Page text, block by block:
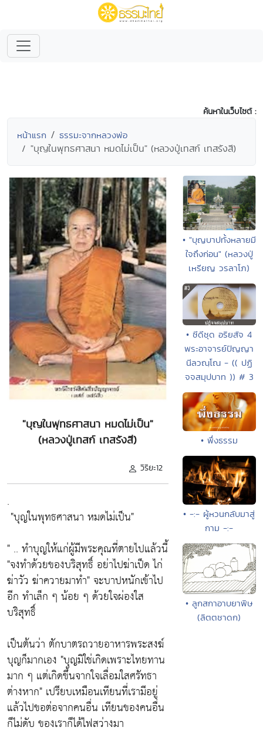
ค้นหาในเว็บไซต์ :
หน้าแรก ธรรมะจากหลวงพ่อ
"บุญในพุทธศาสนา หมดไม่เป็น" (หลวงปู่เทสก์ เทสรังสี)
"บุญในพุทธศาสนา หมดไม่เป็น"
(หลวงปู่เทสก์ เทสรังสี)
วิริยะ12
.
"บุญในพุทธศาสนา หมดไม่เป็น"
" .. ทำบุญให้แก่ผู้มีพระคุณที่ตายไปแล้วนี้
"จงทำด้วยของบริสุทธิ์ อย่าไปฆ่าเป็ด ไก่
ฆ่าวัว ฆ่าควายมาทำ"จะบาปหนักเข้าไป
อีก ทำเล็ก ๆ น้อย ๆ ด้วยใจผ่องใส
บริสุทธิ์
เป็นต้นว่า ตักบาตรถวายอาหารพระสงฆ์
บุญก็มากเอง "บุญมิใช่เกิดเพราะไทยทาน
มาก ๆ แต่เกิดขึ้นจากใจเลื่อมใสศรัทธา
ต่างหาก" เปรียบเหมือนเทียนที่เรามีอยู่
แล้วไปขอต่อจากคนอื่น เทียนของคนอื่น
ก็ไม่ดับ ของเราก็ได้ไฟสว่างมา
• "บุญบาปทั้งหลายมี
ใจถึงก่อน" (หลวงปู่
เหรียญ วรลาโภ)
• ซีดีชุด อริยสัจ 4
พระอาจารย์ปัญญา
นีลวณฺโณ - (( ปฏิ
จจสมุปบาท )) # 3
• พึ่งธรรม
• -:- ผู้หวนกลับมาสู่
กาม -:-
• ลูกสกาอาบยาพิษ
(ลิตตชาดก)